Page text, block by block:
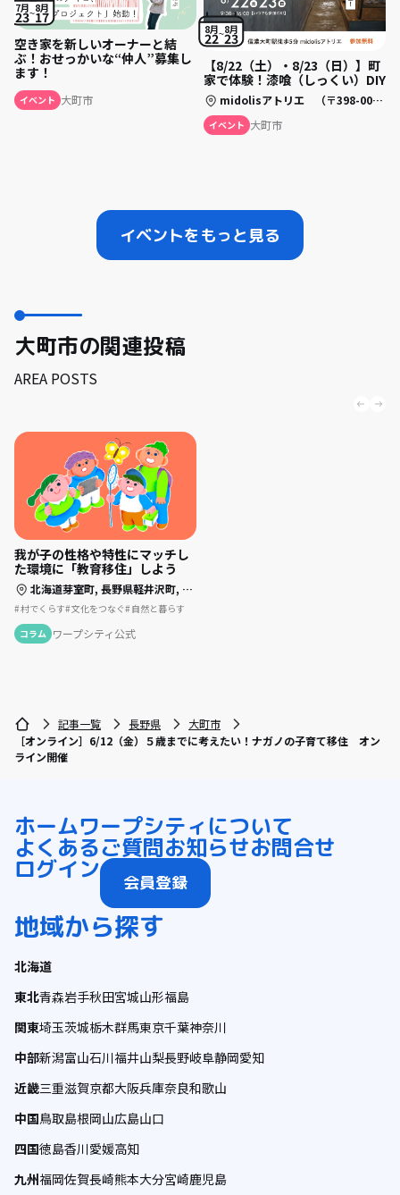
7月
23
8月
17
空き家を新しいオーナーと結
ぶ！おせっかいな“仲人”募集し
ます！
イベント 大町市
8月
22
8月
23
【8/22（土）・8/23（日）】町
家で体験！漆喰（しっくい）DIY
midolisアトリエ （〒398-0002 長野県大町市大町五日町 3250）
イベント 大町市
イベントをもっと見る
大町市の関連投稿
AREA POSTS
我が子の性格や特性にマッチし
た環境に「教育移住」しよう
北海道芽室町, 長野県軽井沢町, 長野県大町市,
村でくらす 文化をつなぐ
自然と暮らす
コラム ワープシティ公式
記事一覧 長野県
大町市
［オンライン］6/12（金）５歳までに考えたい！ナガノの子育て移住 オン
ライン開催
ホームワープシティについて
よくあるご質問お知らせお問合せ
ログイン 会員登録
地域から探す
北海道
東北青森岩手秋田宮城山形福島
関東埼玉茨城栃木群馬東京千葉神奈川
中部新潟富山石川福井山梨長野岐阜静岡愛知
近畿三重滋賀京都大阪兵庫奈良和歌山
中国鳥取島根岡山広島山口
四国徳島香川愛媛高知
九州福岡佐賀長崎熊本大分宮崎鹿児島